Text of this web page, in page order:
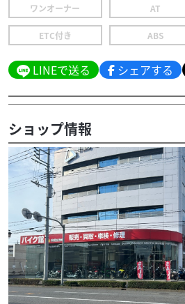
ワンオーナー AT
ETC付き ABS
LINEで送る シェアする
ショップ情報